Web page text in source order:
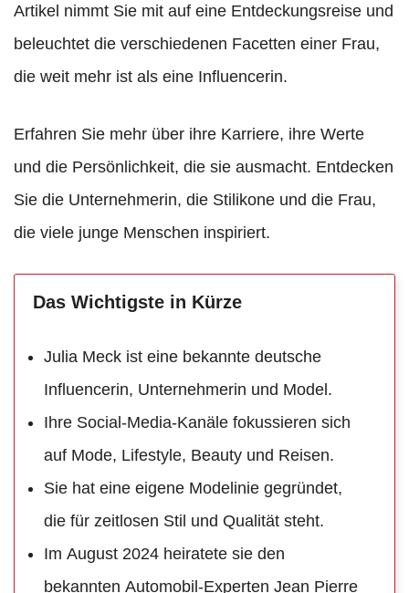
Artikel nimmt Sie mit auf eine Entdeckungsreise und
beleuchtet die verschiedenen Facetten einer Frau,
die weit mehr ist als eine Influencerin.
Erfahren Sie mehr über ihre Karriere, ihre Werte
und die Persönlichkeit, die sie ausmacht. Entdecken
Sie die Unternehmerin, die Stilikone und die Frau,
die viele junge Menschen inspiriert.
Das Wichtigste in Kürze
Julia Meck ist eine bekannte deutsche
Influencerin, Unternehmerin und Model.
Ihre Social-Media-Kanäle fokussieren sich
auf Mode, Lifestyle, Beauty und Reisen.
Sie hat eine eigene Modelinie gegründet,
die für zeitlosen Stil und Qualität steht.
Im August 2024 heiratete sie den
bekannten Automobil-Experten Jean Pierre